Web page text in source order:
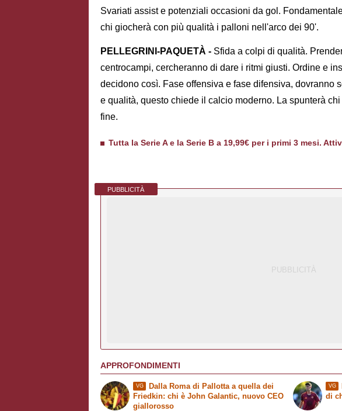
Svariati assist e potenziali occasioni da gol.
chi giocherà con più qualità i palloni nell'arco dei 90'.
PELLEGRINI-PAQUETÀ - Sfida a colpi di qualità.
centrocampi, cercheranno di dare i ritmi giusti. Ordine e
decidono così. Fase offensiva e fase difensiva, dovranno
e qualità, questo chiede il calcio moderno. La spunterà
fine.
Tutta la Serie A e la Serie B a 19,99€ per i primi 3 mesi.
PUBBLICITÀ
APPROFONDIMENTI
VG
Dalla Roma di Pallotta a quella dei
Friedkin: chi è John Galantic, nuovo CEO
giallorosso
VG
di